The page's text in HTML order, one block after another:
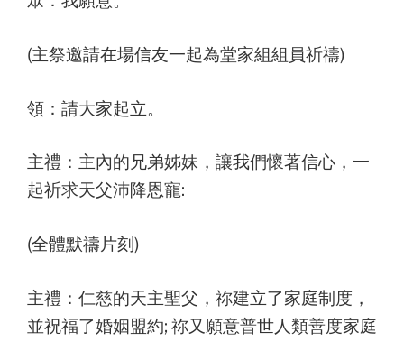
(主祭邀請在場信友一起為堂家組組員祈禱)
領：請大家起立。
主禮：主內的兄弟姊妹，讓我們懷著信心，一
起祈求天父沛降恩寵:
(全體默禱片刻)
主禮：仁慈的天主聖父，祢建立了家庭制度，
並祝福了婚姻盟約; 祢又願意普世人類善度家庭